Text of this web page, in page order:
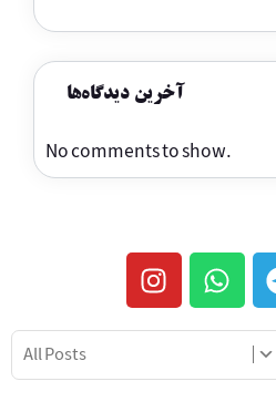
آخرین دیدگاه‌ها
No comments to show.